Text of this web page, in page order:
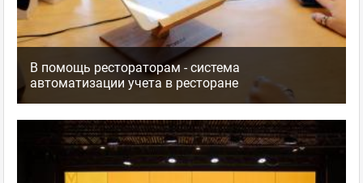
В помощь рестораторам - система
автоматизации учета в ресторане